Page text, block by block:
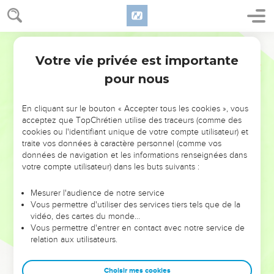
NE MANQUEZ PAS L’ÉVÉNEMENT
DE L’ANNÉE !
ET SI LEURS ERREURS POUVAIENT VOUS ÉVITER LES
VOTRES ?
leur foi ou leur vision. Mais on voit moins les doutes, les erreurs
et les saisons difficiles qu'ils ont traversés, alors même que ce
sont elles qui les ont façonnés.
Dans cette conférence, leaders, entrepreneurs, et responsables
clés pour avancer avec plus de sagesse afin que leurs erreurs
Votre vie privée est importante
pour nous
En cliquant sur le bouton « Accepter tous les cookies », vous
acceptez que TopChrétien utilise des traceurs (comme des
cookies ou l'identifiant unique de votre compte utilisateur) et
traite vos données à caractère personnel (comme vos
données de navigation et les informations renseignées dans
votre compte utilisateur) dans les buts suivants :
Mesurer l'audience de notre service
Vous permettre d'utiliser des services tiers tels que de la
vidéo, des cartes du monde…
Vous permettre d'entrer en contact avec notre service de
relation aux utilisateurs.
Choisir mes cookies